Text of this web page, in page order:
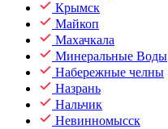
Крымск
Майкоп
Махачкала
Минеральные Воды
Набережные челны
Назрань
Нальчик
Невинномысск